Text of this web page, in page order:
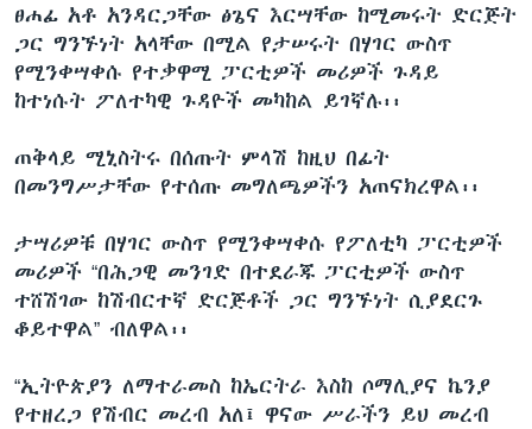
ፀሐፊ አቶ አንዳርጋቸው ፅጌና እርሣቸው ከሚመሩት ድርጅት
ጋር ግንኙነት አላቸው በሚል የታሠሩት በሃገር ውስጥ
የሚንቀሣቀሱ የተቃዋሚ ፓርቲዎች መሪዎች ጉዳይ
ከተነሱት ፖለተካዊ ጉዳዮች መካከል ይገኛሉ፡፡
ጠቅላይ ሚኒስትሩ በሰጡት ምላሽ ከዚህ በፊት
በመንግሥታቸው የተሰጡ መግለጫዎችን አጠናክረዋል፡፡
ታሣሪዎቹ በሃገር ውስጥ የሚንቀሣቀሱ የፖለቲካ ፓርቲዎች
መሪዎች “በሕጋዊ መንገድ በተደራጁ ፓርቲዎች ውስጥ
ተሸሽገው ከሽብርተኛ ድርጅቶች ጋር ግንኙነት ሲያደርጉ
ቆይተዋል” ብለዋል፡፡
“ኢትዮጵያን ለማተራመስ ከኤርትራ እስከ ሶማሊያና ኬንያ
የተዘረጋ የሽብር መረብ አለ፤ ዋናው ሥራችን ይህ መረብ